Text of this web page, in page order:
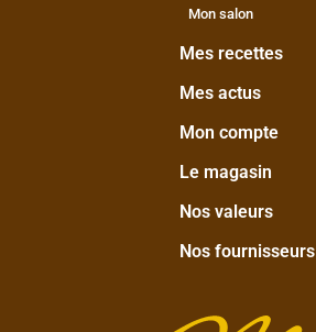
Mon salon
Mes recettes
Mes actus
Mon compte
Le magasin
Nos valeurs
Nos fournisseurs